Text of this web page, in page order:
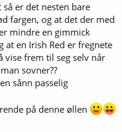
er det nesten bare
fargen, og at det der med
mindre en gimmick
at en Irish Red er fregnete
vise frem til seg selv når
sovner??
sånn passelig
på denne øllen